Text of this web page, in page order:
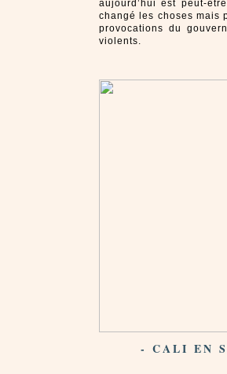
aujourd’hui est peut-
changé les choses mais
provocations du
violents.
- CALI EN